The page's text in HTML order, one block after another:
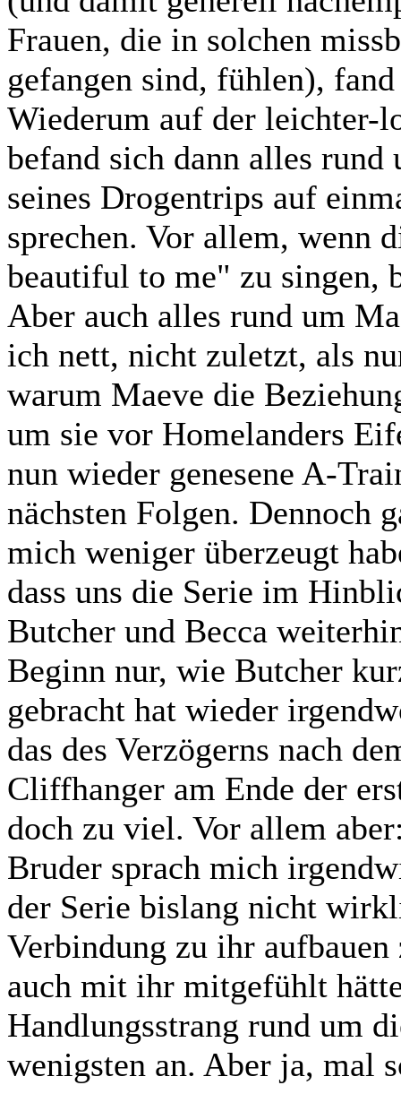
Frauen, die in solchen
gefangen sind, fühlen),
Wiederum auf der leichter-
befand sich dann alles rund
seines Drogentrips auf
sprechen. Vor allem, wenn
beautiful to me" zu singen,
Aber auch alles rund um
ich nett, nicht zuletzt, als
warum Maeve die
um sie vor Homelanders
nun wieder genesene A-
nächsten Folgen. Dennoch
mich weniger überzeugt
dass uns die Serie im
Butcher und Becca
Beginn nur, wie Butcher
gebracht hat wieder
das des Verzögerns nach
Cliffhanger am Ende der
doch zu viel. Vor allem
Bruder sprach mich
der Serie bislang nicht
Verbindung zu ihr aufbauen
auch mit ihr mitgefühlt
Handlungsstrang rund um
wenigsten an. Aber ja, mal